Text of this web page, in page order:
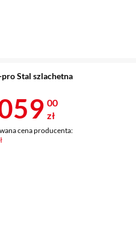
Stal szlachetna
1 059 zł
00
zł
cena producenta: